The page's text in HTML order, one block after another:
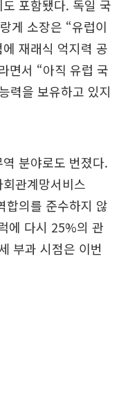
포함됐다. 독일 국
게 소장은 “유럽이
재래식 억지력 공
면서 “아직 유럽 국
력을 보유하고 있지
분야로도 번졌다.
관계망서비스
합의를 준수하지 않
에 다시 25%의 관
부과 시점은 이번